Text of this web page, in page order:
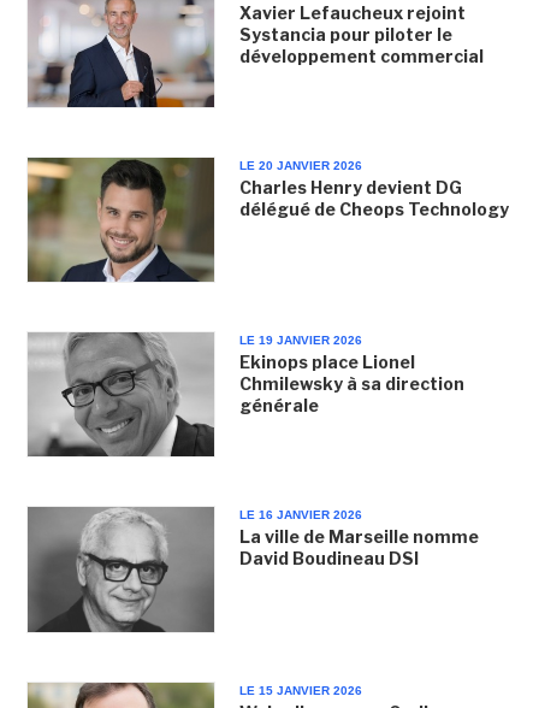
Xavier Lefaucheux rejoint
Systancia pour piloter le
développement commercial
LE 20 JANVIER 2026
Charles Henry devient DG
délégué de Cheops Technology
LE 19 JANVIER 2026
Ekinops place Lionel
Chmilewsky à sa direction
générale
LE 16 JANVIER 2026
La ville de Marseille nomme
David Boudineau DSI
LE 15 JANVIER 2026